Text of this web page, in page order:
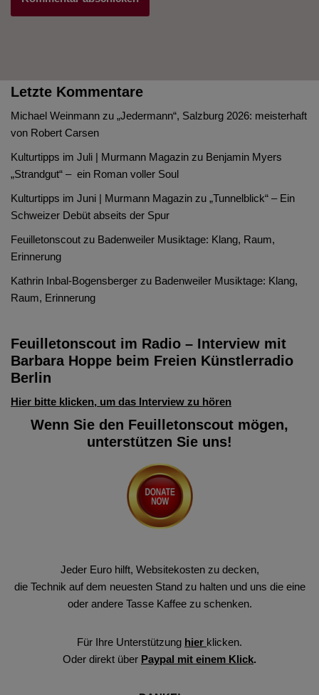
Letzte Kommentare
Michael Weinmann zu „Jedermann“, Salzburg 2026: meisterhaft
von Robert Carsen
Kulturtipps im Juli | Murmann Magazin zu Benjamin Myers
„Strandgut“ – ein Roman voller Soul
Kulturtipps im Juni | Murmann Magazin zu „Tunnelblick“ – Ein
Schweizer Debüt abseits der Spur
Feuilletonscout zu Badenweiler Musiktage: Klang, Raum,
Erinnerung
Kathrin Inbal-Bogensberger zu Badenweiler Musiktage: Klang,
Raum, Erinnerung
Feuilletonscout im Radio – Interview mit
Barbara Hoppe beim Freien Künstlerradio
Berlin
Hier bitte klicken, um das Interview zu hören
Wenn Sie den Feuilletonscout mögen,
unterstützen Sie uns!
Jeder Euro hilft, Websitekosten zu decken,
die Technik auf dem neuesten Stand zu halten und uns die eine
oder andere Tasse Kaffee zu schenken.
Für Ihre Unterstützung hier klicken.
Oder direkt über Paypal mit einem Klick.